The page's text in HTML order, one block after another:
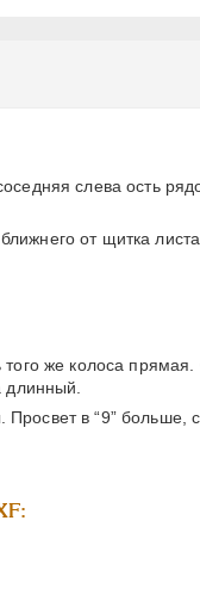
слева ость
от щитка
же колоса
длинный.
в “9” больше,